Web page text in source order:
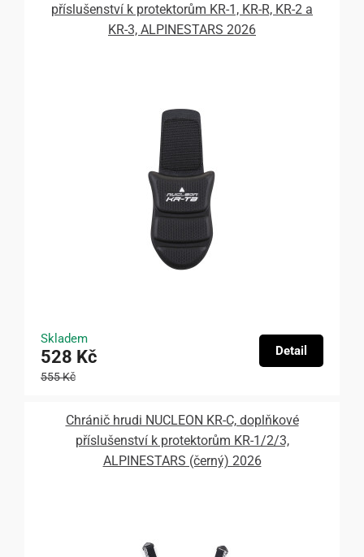
příslušenství k protektorům KR-1, KR-R, KR-2 a
KR-3, ALPINESTARS 2026
Skladem
528 Kč
555 Kč
Detail
Chránič hrudi NUCLEON KR-C, doplňkové
příslušenství k protektorům KR-1/2/3,
ALPINESTARS (černý) 2026